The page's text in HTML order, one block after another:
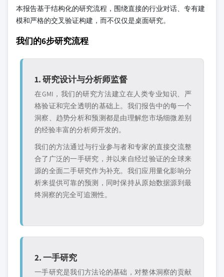
本报告基于结构化的研究流程，围绕直接的行业对话、专有建
模和严格的交叉验证构建，而不仅仅是桌面研究。
我们的6步研究流程
1. 研究设计与分析师监督
在GMI，我们的研究方法建立在人类专业知识、严
格验证和完全透明的基础上。我们报告中的每一个
洞察、趋势分析和预测都是由理解您市场细微差别
的经验丰富的分析师开发的。
我们的方法通过与行业参与者和专家的直接交流整
合了广泛的一手研究，并以来自经过验证的全球来
源的全面二手研究作为补充。我们应用量化影响分
析来提供可靠的预测，同时保持从原始数据源到最
终洞察的完全可追溯性。
2. 一手研究
一手研究是我们方法论的基础，对整体洞察的贡献